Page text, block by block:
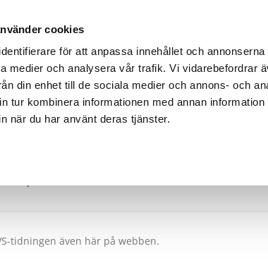
cookies
för att anpassa innehållet och
medier och analysera vår trafik. Vi vidarebefordrar
din enhet till de sociala medier och annons- och
tur kombinera informationen med annan
när du har använt deras tjänster.
EVENEMANG BYGGINFO VVS-
tidningen även här på webben.